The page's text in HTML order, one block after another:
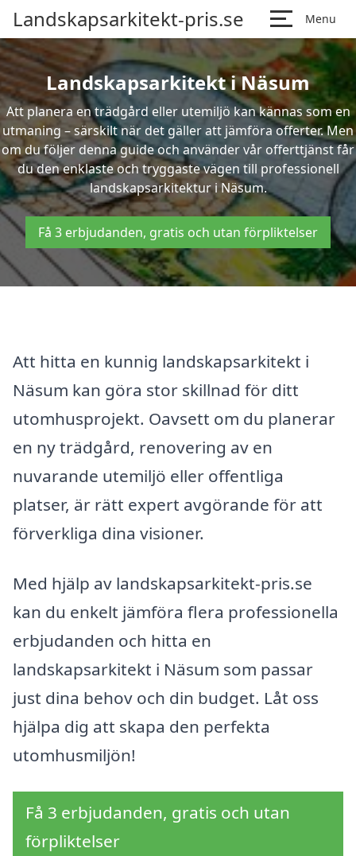
Landskapsarkitekt-pris.se Menu
Landskapsarkitekt i Näsum
Att planera en trädgård eller utemiljö kan kännas som en
utmaning – särskilt när det gäller att jämföra offerter. Men
om du följer denna guide och använder vår offerttjänst får
du den enklaste och tryggaste vägen till professionell
landskapsarkitektur i Näsum.
Få 3 erbjudanden, gratis och utan förpliktelser
Att hitta en kunnig landskapsarkitekt i
Näsum kan göra stor skillnad för ditt
utomhusprojekt. Oavsett om du planerar
en ny trädgård, renovering av en
nuvarande utemiljö eller offentliga
platser, är rätt expert avgörande för att
förverkliga dina visioner.
Med hjälp av landskapsarkitekt-pris.se
kan du enkelt jämföra flera professionella
erbjudanden och hitta en
landskapsarkitekt i Näsum som passar
just dina behov och din budget. Låt oss
hjälpa dig att skapa den perfekta
utomhusmiljön!
Få 3 erbjudanden, gratis och utan
förpliktelser